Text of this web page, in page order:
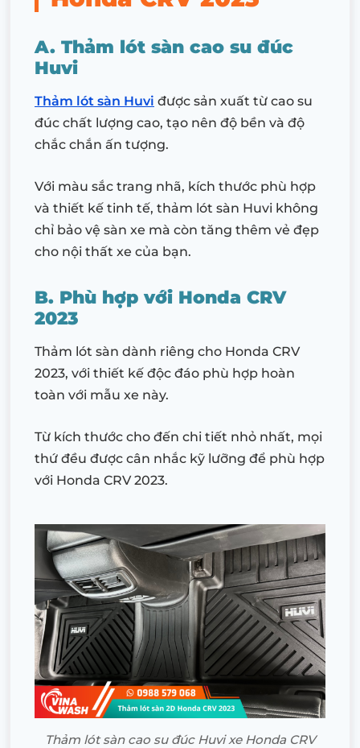
A. Thảm lót sàn cao su đúc
Huvi
Thảm lót sàn Huvi được sản xuất từ cao su
đúc chất lượng cao, tạo nên độ bền và độ
chắc chắn ấn tượng.
Với màu sắc trang nhã, kích thước phù hợp
và thiết kế tinh tế, thảm lót sàn Huvi không
chỉ bảo vệ sàn xe mà còn tăng thêm vẻ đẹp
cho nội thất xe của bạn.
B. Phù hợp với Honda CRV
2023
Thảm lót sàn dành riêng cho Honda CRV
2023, với thiết kế độc đáo phù hợp hoàn
toàn với mẫu xe này.
Từ kích thước cho đến chi tiết nhỏ nhất, mọi
thứ đều được cân nhắc kỹ lưỡng để phù hợp
với Honda CRV 2023.
Thảm lót sàn cao su đúc Huvi xe Honda CRV